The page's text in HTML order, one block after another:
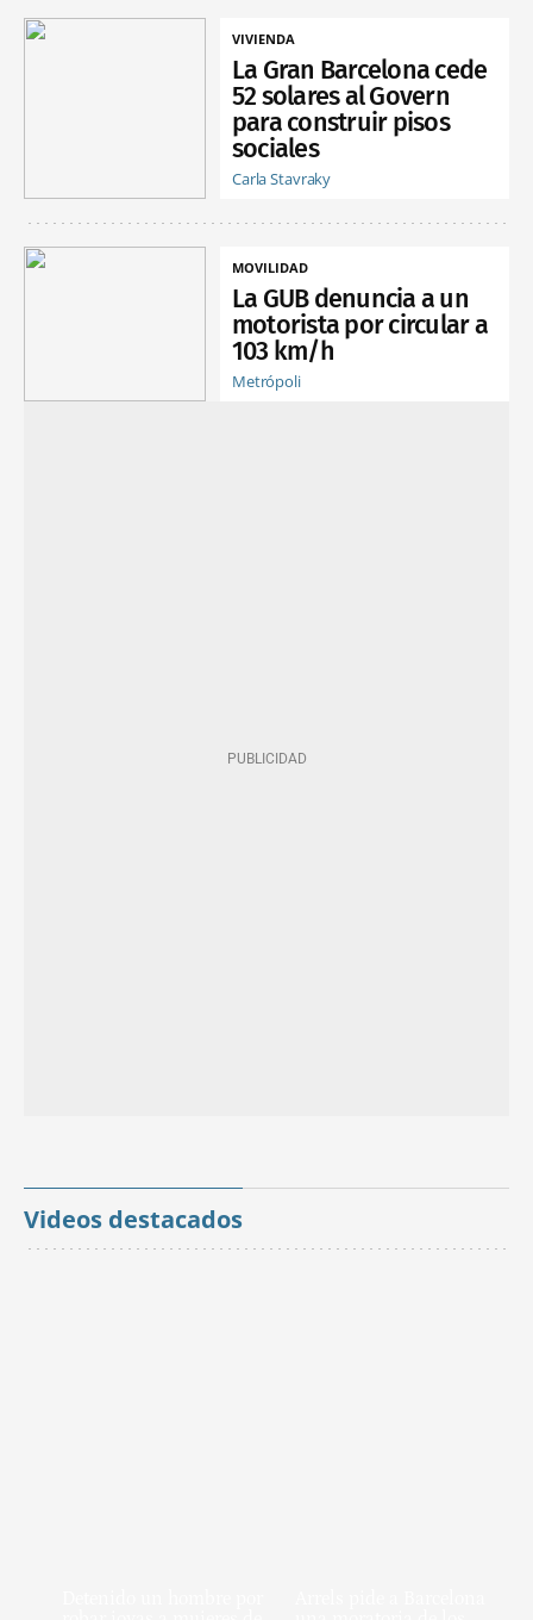
VIVIENDA
La Gran Barcelona cede
52 solares al Govern
para construir pisos
sociales
Carla Stavraky
MOVILIDAD
La GUB denuncia a un
motorista por circular a
103 km/h
Metrópoli
Videos destacados